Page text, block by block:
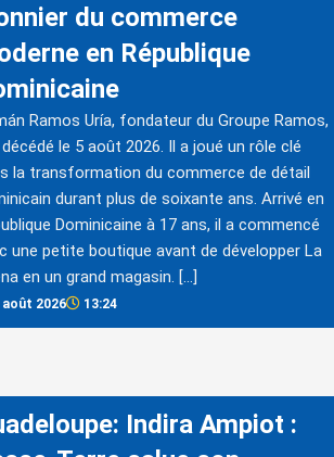
du commerce
en République
Ramos Uría, fondateur du Groupe Ramos,
le 5 août 2026. Il a joué un rôle clé
la transformation du commerce de détail
durant plus de soixante ans. Arrivé en
Dominicaine à 17 ans, il a commencé
une petite boutique avant de développer La
en un grand magasin. […]
août 2026 13:24
Indira Ampiot :